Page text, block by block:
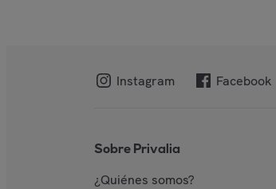
Instagram Facebook
Sobre Privalia
¿Quiénes somos?